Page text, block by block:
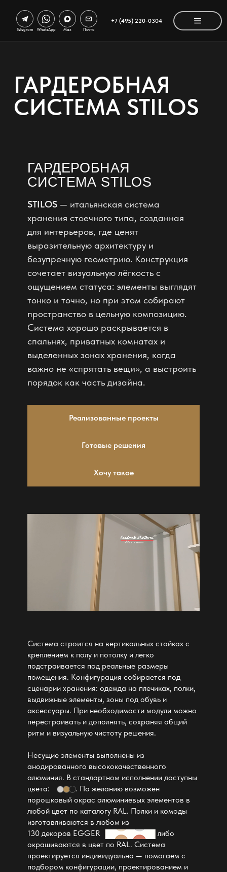
+7 (495) 220-0304
Telegram WhatsApp Max Почта
ГАРДЕРОБНАЯ
СИСТЕМА STILOS
ГАРДЕРОБНАЯ
СИСТЕМА STILOS
STILOS— итальянская система
хранения стоечного типа, созданная
для интерьеров, где ценят
выразительную архитектуру и
безупречную геометрию. Конструкция
сочетает визуальную лёгкость с
ощущением статуса: элементы выглядят
тонко и точно, но при этом собирают
пространство в цельную композицию.
Система хорошо раскрывается в
спальнях, приватных комнатах и
выделенных зонах хранения, когда
важно не «спрятать вещи», а выстроить
порядок как часть дизайна.
Реализованные проекты
Готовые решения
Хочу такое
Система строится на вертикальных стойках с
креплением к полу и потолку и легко
подстраивается под реальные размеры
помещения. Конфигурация собирается под
сценарии хранения: одежда на плечиках, полки,
выдвижные элементы, зоны под обувь и
аксессуары. При необходимости модули можно
перестраивать и дополнять, сохраняя общий
ритм и визуальную чистоту решения.
Несущие элементы выполнены из
анодированного высококачественного
алюминия. В стандартном исполнении доступны
цвета:
. По желанию возможен
порошковый окрас алюминиевых элементов в
любой цвет по каталогу RAL. Полки и комоды
изготавливаются в любом из
130 декоров EGGER
либо
окрашиваются в цвет по RAL. Система
проектируется индивидуально — помогаем с
подбором конфигурации, проектированием и